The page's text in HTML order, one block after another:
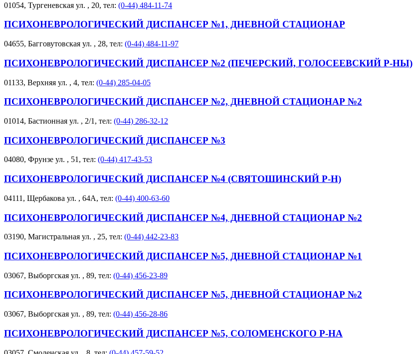
01054, Тургеневская ул. , 20, тел: (0-44) 484-11-74
ПСИХОНЕВРОЛОГИЧЕСКИЙ ДИСПАНСЕР №1, ДНЕВНОЙ СТАЦИОНАР
04655, Багговутовская ул. , 28, тел: (0-44) 484-11-97
ПСИХОНЕВРОЛОГИЧЕСКИЙ ДИСПАНСЕР №2 (ПЕЧЕРСКИЙ, ГОЛОСЕЕВСКИЙ Р-НЫ)
01133, Верхняя ул. , 4, тел: (0-44) 285-04-05
ПСИХОНЕВРОЛОГИЧЕСКИЙ ДИСПАНСЕР №2, ДНЕВНОЙ СТАЦИОНАР №2
01014, Бастионная ул. , 2/1, тел: (0-44) 286-32-12
ПСИХОНЕВРОЛОГИЧЕСКИЙ ДИСПАНСЕР №3
04080, Фрунзе ул. , 51, тел: (0-44) 417-43-53
ПСИХОНЕВРОЛОГИЧЕСКИЙ ДИСПАНСЕР №4 (СВЯТОШИНСКИЙ Р-Н)
04111, Щербакова ул. , 64А, тел: (0-44) 400-63-60
ПСИХОНЕВРОЛОГИЧЕСКИЙ ДИСПАНСЕР №4, ДНЕВНОЙ СТАЦИОНАР №2
03190, Магистральная ул. , 25, тел: (0-44) 442-23-83
ПСИХОНЕВРОЛОГИЧЕСКИЙ ДИСПАНСЕР №5, ДНЕВНОЙ СТАЦИОНАР №1
03067, Выборгская ул. , 89, тел: (0-44) 456-23-89
ПСИХОНЕВРОЛОГИЧЕСКИЙ ДИСПАНСЕР №5, ДНЕВНОЙ СТАЦИОНАР №2
03067, Выборгская ул. , 89, тел: (0-44) 456-28-86
ПСИХОНЕВРОЛОГИЧЕСКИЙ ДИСПАНСЕР №5, СОЛОМЕНСКОГО Р-НА